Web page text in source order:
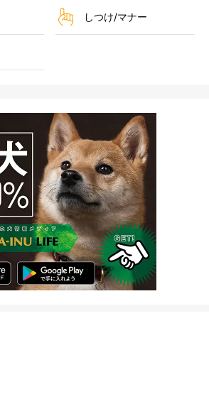
しつけ/マナー